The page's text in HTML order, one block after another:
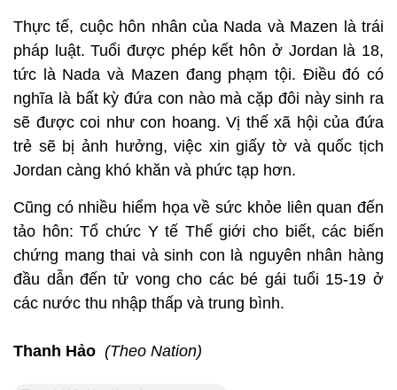
Thực tế, cuộc hôn nhân của Nada và Mazen là trái
pháp luật. Tuổi được phép kết hôn ở Jordan là 18,
tức là Nada và Mazen đang phạm tội. Điều đó có
nghĩa là bất kỳ đứa con nào mà cặp đôi này sinh ra
sẽ được coi như con hoang. Vị thế xã hội của đứa
trẻ sẽ bị ảnh hưởng, việc xin giấy tờ và quốc tịch
Jordan càng khó khăn và phức tạp hơn.
Cũng có nhiều hiểm họa về sức khỏe liên quan đến
tảo hôn: Tổ chức Y tế Thế giới cho biết, các biến
chứng mang thai và sinh con là nguyên nhân hàng
đầu dẫn đến tử vong cho các bé gái tuổi 15-19 ở
các nước thu nhập thấp và trung bình.
Thanh Hảo (Theo Nation)